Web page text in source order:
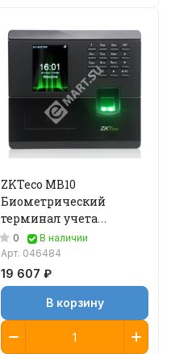
ZKTeco MB10
Биометрический
терминал учета
рабочего времени
0
В наличии
Арт. 046484
19 607 ₽
В корзину